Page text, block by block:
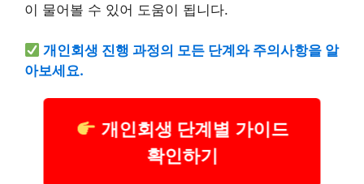
이 물어볼 수 있어 도움이 됩니다.
개인회생 진행 과정의 모든 단계와 주의사항을 알
아보세요.
개인회생 단계별 가이드
확인하기